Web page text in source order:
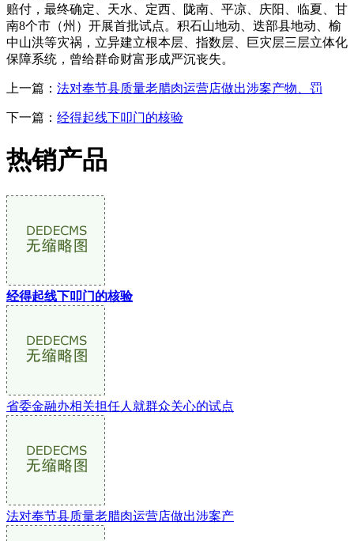
赔付，最终确定、天水、定西、陇南、平凉、庆阳、临夏、甘
南8个市（州）开展首批试点。积石山地动、迭部县地动、榆
中山洪等灾祸，立异建立根本层、指数层、巨灾层三层立体化
保障系统，曾给群命财富形成严沉丧失。
上一篇： 法对奉节县质量老腊肉运营店做出涉案产物、罚
下一篇： 经得起线下叩门的核验
热销产品
经得起线下叩门的核验
省委金融办相关担任人就群众关心的试点
法对奉节县质量老腊肉运营店做出涉案产